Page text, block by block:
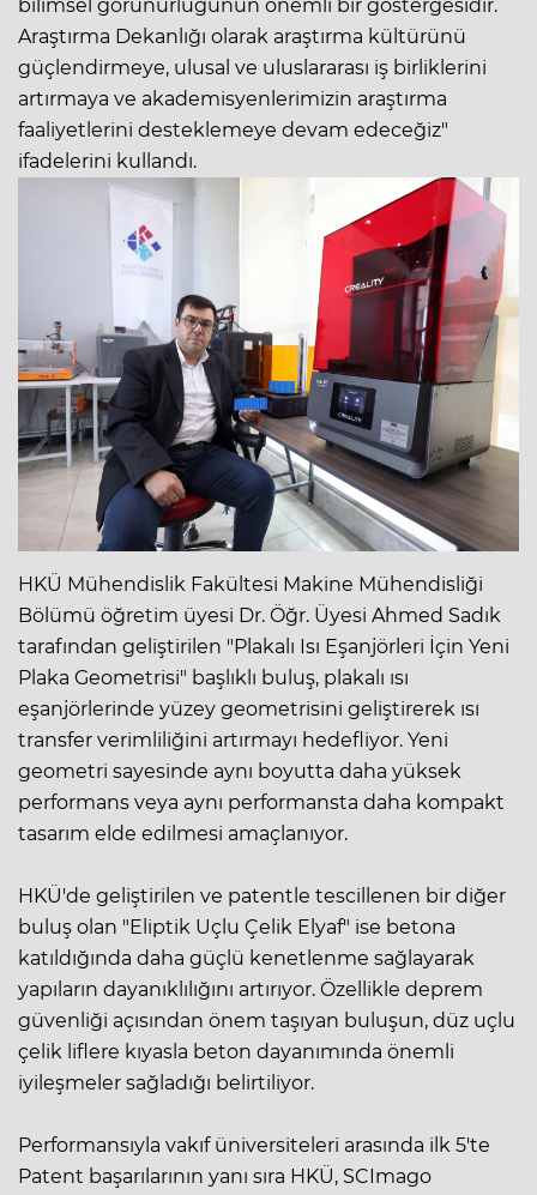
bilimsel görünürlüğünün önemli bir göstergesidir.
Araştırma Dekanlığı olarak araştırma kültürünü
güçlendirmeye, ulusal ve uluslararası iş birliklerini
artırmaya ve akademisyenlerimizin araştırma
faaliyetlerini desteklemeye devam edeceğiz"
ifadelerini kullandı.
HKÜ Mühendislik Fakültesi Makine Mühendisliği
Bölümü öğretim üyesi Dr. Öğr. Üyesi Ahmed Sadık
tarafından geliştirilen "Plakalı Isı Eşanjörleri İçin Yeni
Plaka Geometrisi" başlıklı buluş, plakalı ısı
eşanjörlerinde yüzey geometrisini geliştirerek ısı
transfer verimliliğini artırmayı hedefliyor. Yeni
geometri sayesinde aynı boyutta daha yüksek
performans veya aynı performansta daha kompakt
tasarım elde edilmesi amaçlanıyor.
HKÜ'de geliştirilen ve patentle tescillenen bir diğer
buluş olan "Eliptik Uçlu Çelik Elyaf" ise betona
katıldığında daha güçlü kenetlenme sağlayarak
yapıların dayanıklılığını artırıyor. Özellikle deprem
güvenliği açısından önem taşıyan buluşun, düz uçlu
çelik liflere kıyasla beton dayanımında önemli
iyileşmeler sağladığı belirtiliyor.
Performansıyla vakıf üniversiteleri arasında ilk 5'te
Patent başarılarının yanı sıra HKÜ, SCImago